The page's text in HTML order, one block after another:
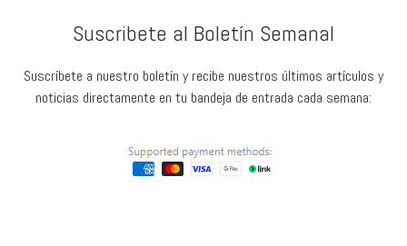
Suscribete al Boletín Semanal
Suscríbete a nuestro boletín y recibe nuestros últimos artículos y
noticias directamente en tu bandeja de entrada cada semana: